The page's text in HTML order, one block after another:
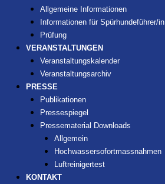
Allgemeine Informationen
Informationen für Spürhundeführer/in
Prüfung
VERANSTALTUNGEN
Veranstaltungskalender
Veranstaltungsarchiv
PRESSE
Publikationen
Pressespiegel
Pressematerial Downloads
Allgemein
Hochwassersofortmassnahmen
Luftreinigertest
KONTAKT